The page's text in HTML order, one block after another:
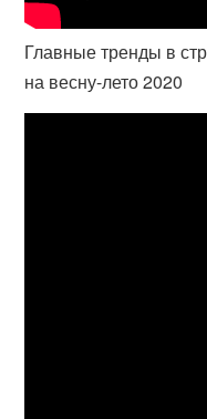
Главные тренды в
на весну-лето 2020